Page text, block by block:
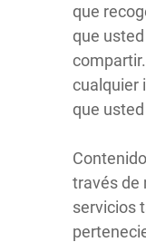
que
que
cualquier
que
través de
servicios